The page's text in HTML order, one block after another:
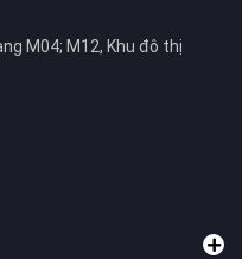
M04; M12, Khu đô thị